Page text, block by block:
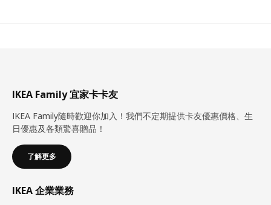
IKEA Family 宜家卡卡友
IKEA Family隨時歡迎你加入！我們不定期提供卡友優惠價格、生
日優惠及各類驚喜贈品！
了解更多
IKEA 企業業務